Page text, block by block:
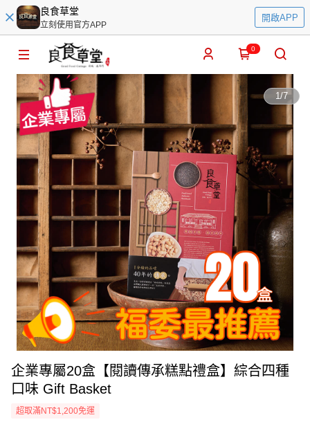
良食草堂
立刻使用官方APP
開啟APP
0
1/7
企業專屬20盒【閱讀傳承糕點禮盒】綜合四種
口味 Gift Basket
超取滿NT$1,200免運